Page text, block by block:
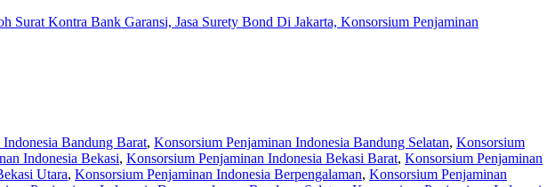
Bandung Barat, Konsorsium Penjaminan Indonesia Bandung Selatan, Konsorsium
Indonesia Bekasi, Konsorsium Penjaminan Indonesia Bekasi Barat, Konsorsium Penjaminan
Utara, Konsorsium Penjaminan Indonesia Berpengalaman, Konsorsium Penjaminan